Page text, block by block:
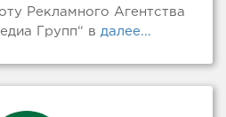
Рекламного Агентства
Групп“ в далее...